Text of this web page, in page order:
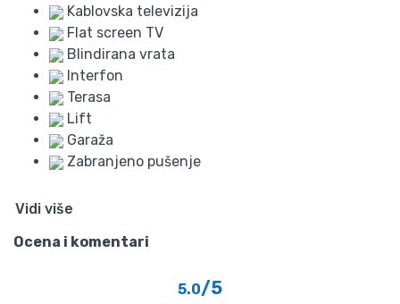
Kablovska televizija
Flat screen TV
Blindirana vrata
Interfon
Terasa
Lift
Garaža
Zabranjeno pušenje
Vidi više
Ocena i komentari
5.0/5